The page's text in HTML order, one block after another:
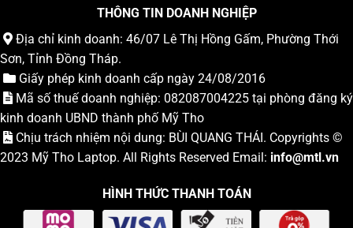
THÔNG TIN DOANH NGHIỆP
Địa chỉ kinh doanh: 46/07 Lê Thị Hồng Gấm, Phường Thới
Sơn, Tỉnh Đồng Tháp.
Giấy phép kinh doanh cấp ngày 24/08/2016
Mã số thuế doanh nghiệp: 082087004225 tại phòng đăng ký
kinh doanh UBND thành phố Mỹ Tho
Chịu trách nhiệm nội dung: BÙI QUANG THÁI. Copyrights ©
2023 Mỹ Tho Laptop. All Rights Reserved Email: info@mtl.vn
HÌNH THỨC THANH TOÁN